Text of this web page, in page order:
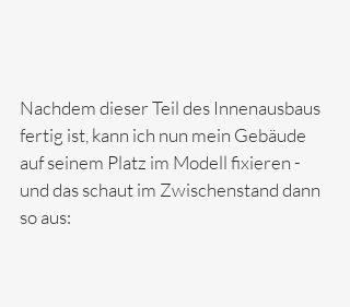
Nachdem dieser Teil des Innenausbaus
fertig ist, kann ich nun mein Gebäude
auf seinem Platz im Modell fixieren -
und das schaut im Zwischenstand dann
so aus: